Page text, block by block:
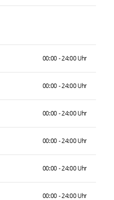
00:00 - 24:00 Uhr
00:00 - 24:00 Uhr
00:00 - 24:00 Uhr
00:00 - 24:00 Uhr
00:00 - 24:00 Uhr
00:00 - 24:00 Uhr